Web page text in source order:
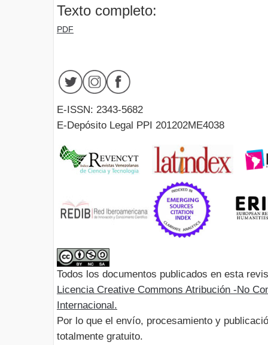
Texto completo:
PDF
E-ISSN: 2343-5682
E-Depósito Legal PPI 201202ME4038
Todos los documentos publicados en esta
Licencia Creative Commons Atribución -No
Internacional.
Por lo que el envío, procesamiento y
totalmente gratuito.